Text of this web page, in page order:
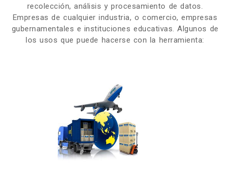
recolección, análisis y procesamiento de datos.
Empresas de cualquier industria, o comercio, empresas
gubernamentales e instituciones educativas. Algunos de
los usos que puede hacerse con la herramienta: